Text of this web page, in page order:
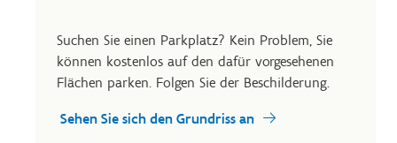
Suchen Sie einen Parkplatz? Kein Problem, Sie
können kostenlos auf den dafür vorgesehenen
Flächen parken. Folgen Sie der Beschilderung.
Sehen Sie sich den Grundriss an